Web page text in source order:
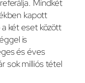
Mindkét
kapott
két eset között
is
és éves
sok milliós tétel